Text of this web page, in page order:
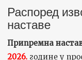
Распоред
наставе
Припремна
2026. године у